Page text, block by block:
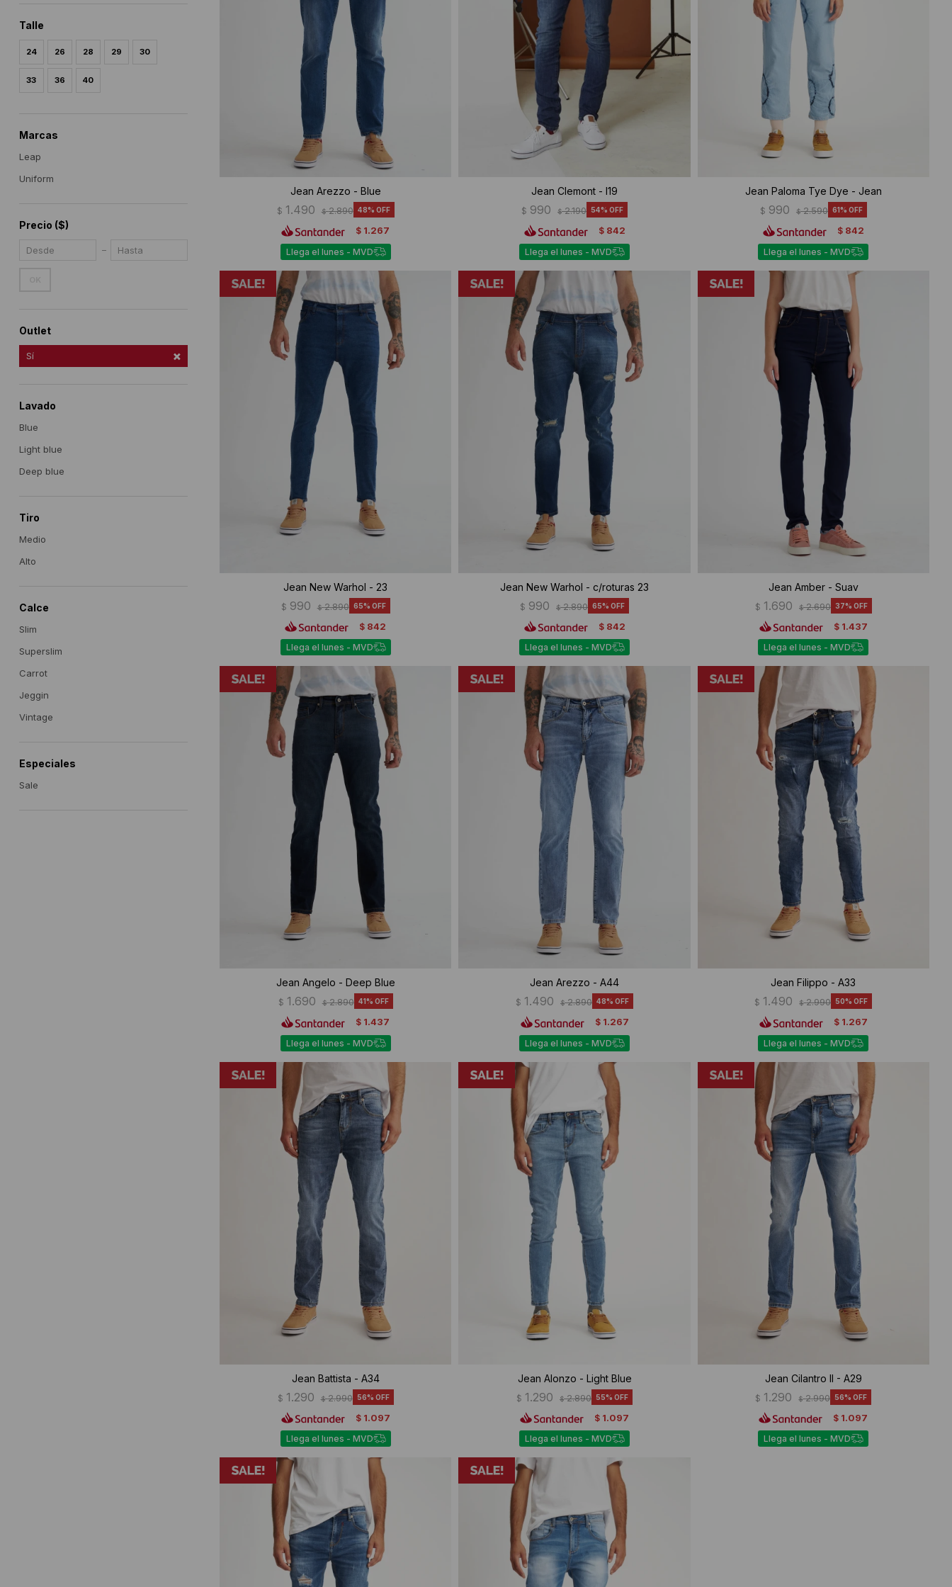
Jean Arezzo - Blue
$ 1.490 $ 2.890 48
$ 1.267
Llega el lunes - MVD
Jean Clemont - I19
$ 990 $ 2.190 54
$ 842
Llega el lunes - MVD
Jean Paloma Tye Dye - Jean
$ 990 $ 2.590 61
$ 842
Llega el lunes - MVD
Jean New Warhol - 23
$ 990 $ 2.890 65
$ 842
Llega el lunes - MVD
Jean New Warhol - c/roturas 23
$ 990 $ 2.890 65
$ 842
Llega el lunes - MVD
Jean Amber - Suav
$ 1.690 $ 2.690 37
$ 1.437
Llega el lunes - MVD
Jean Angelo - Deep Blue
$ 1.690 $ 2.890 41
$ 1.437
Llega el lunes - MVD
Jean Arezzo - A44
$ 1.490 $ 2.890 48
$ 1.267
Llega el lunes - MVD
Jean Filippo - A33
$ 1.490 $ 2.990 50
$ 1.267
Llega el lunes - MVD
Jean Battista - A34
$ 1.290 $ 2.990 56
$ 1.097
Llega el lunes - MVD
Jean Alonzo - Light Blue
$ 1.290 $ 2.890 55
$ 1.097
Llega el lunes - MVD
Jean Cilantro II - A29
$ 1.290 $ 2.990 56
$ 1.097
Llega el lunes - MVD
Talle
24 26 28 29 30
33 36 40
Marcas
Leap
Uniform
Precio ($)
Outlet
Sí
Lavado
Blue
Light blue
Deep blue
Tiro
Medio
Alto
Calce
Slim
Superslim
Carrot
Jeggin
Vintage
Especiales
Sale